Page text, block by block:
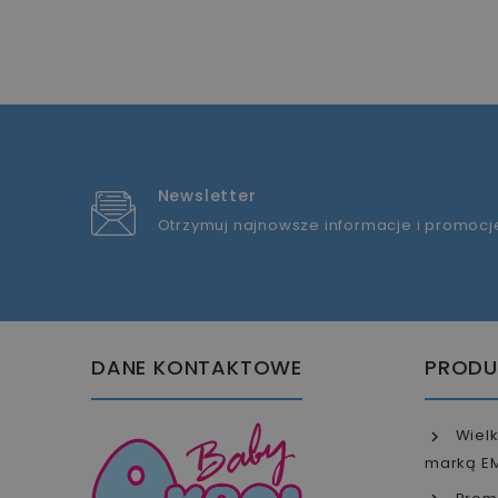
Newsletter
Otrzymuj najnowsze informacje i
DANE KONTAKTOWE
marką